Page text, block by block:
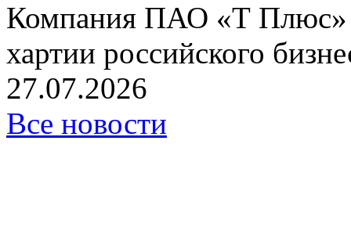
Компания ПАО «Т Плюс»
хартии российского
27.07.2026
Все новости